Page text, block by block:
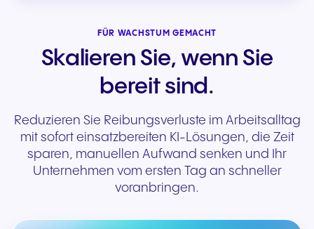
FÜR WACHSTUM GEMACHT
Skalieren Sie, wenn Sie
bereit sind.
Reduzieren Sie Reibungsverluste im Arbeitsalltag
mit sofort einsatzbereiten KI-Lösungen, die Zeit
sparen, manuellen Aufwand senken und Ihr
Unternehmen vom ersten Tag an schneller
voranbringen.